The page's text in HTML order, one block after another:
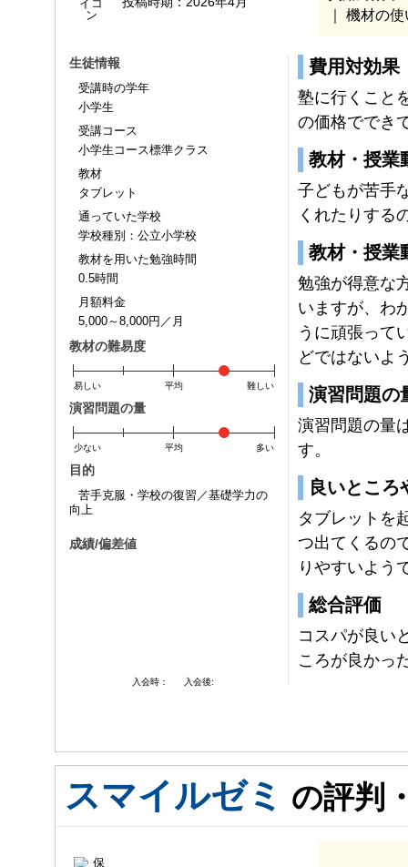
｜ 機材の
生徒情報
受講時の学年
小学生
受講コース
小学生コース標準クラス
教材
タブレット
通っていた学校
学校種別：公立小学校
教材を用いた勉強時間
0.5時間
月額料金
5,000～8,000円／月
教材の難易度
易しい 平均 難しい
演習問題の量
少ない 平均 多い
目的
苦手克服・学校の復習／基礎学力の
向上
成績/偏差値
入会時： 入会後:
費用対効果
塾に行くこと
の価格ででき
教材・授業
子どもが苦手
くれたりする
教材・授業
勉強が得意な
いますが、わ
うに頑張って
どではないよ
演習問題の
演習問題の量
す。
良いところ
タブレットを
つ出てくるの
りやすいよう
総合評価
コスパが良い
ころが良かっ
スマイルゼミ の評判